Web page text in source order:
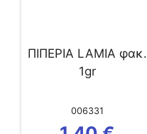
ΠΙΠΕΡΙΑ LAMIA φακ.
1gr
006331